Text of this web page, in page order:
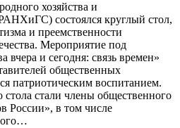
хозяйства и
состоялся круглый стол,
и преемственности
Мероприятие под
вчера и сегодня: связь времен»
общественных
патриотическим воспитанием.
стали члены общественного
России», в том числе